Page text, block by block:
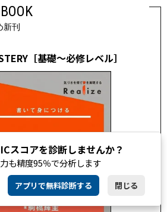
新刊
［基礎～必修レベル］
スコアを診断しませんか？
も精度95％で分析します
アプリで無料診断する 閉じる